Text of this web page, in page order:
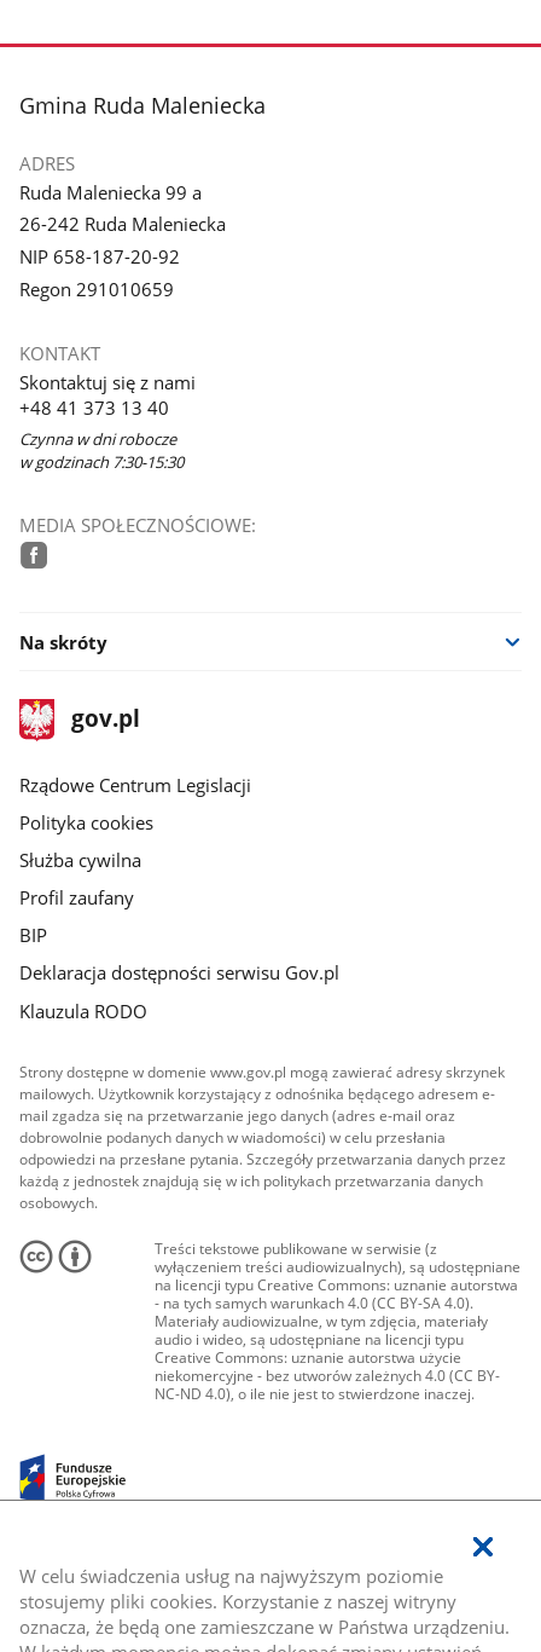
W celu świadczenia usług na najwyższym poziomie
stosujemy pliki cookies. Korzystanie z naszej witryny
oznacza, że będą one zamieszczane w Państwa urządzeniu.
stopka
Gmina Ruda Maleniecka
ADRES
Ruda Maleniecka 99 a
26-242 Ruda Maleniecka
NIP 658-187-20-92
Regon 291010659
KONTAKT
Skontaktuj się z nami
+48 41 373 13 40
Czynna w dni robocze
w godzinach 7:30-15:30
MEDIA SPOŁECZNOŚCIOWE:
Na skróty
stopka
gov.plStrona
gov.pl
Rządowe Centrum Legislacji
Polityka cookies
Służba cywilna
Profil zaufany
BIP
Deklaracja dostępności serwisu Gov.pl
Klauzula RODO
Strony dostępne w domenie www.gov.pl mogą zawierać adresy skrzynek
mailowych. Użytkownik korzystający z odnośnika będącego adresem e-
mail zgadza się na przetwarzanie jego danych (adres e-mail oraz
dobrowolnie podanych danych w wiadomości) w celu przesłania
odpowiedzi na przesłane pytania. Szczegóły przetwarzania danych przez
każdą z jednostek znajdują się w ich politykach przetwarzania danych
osobowych.
Treści tekstowe publikowane w serwisie (z
wyłączeniem treści audiowizualnych), są udostępniane
na licencji typu Creative Commons: uznanie autorstwa
- na tych samych warunkach 4.0 (CC BY-SA 4.0).
Materiały audiowizualne, w tym zdjęcia, materiały
audio i wideo, są udostępniane na licencji typu
Creative Commons: uznanie autorstwa użycie
niekomercyjne - bez utworów zależnych 4.0 (CC BY-
NC-ND 4.0), o ile nie jest to stwierdzone inaczej.